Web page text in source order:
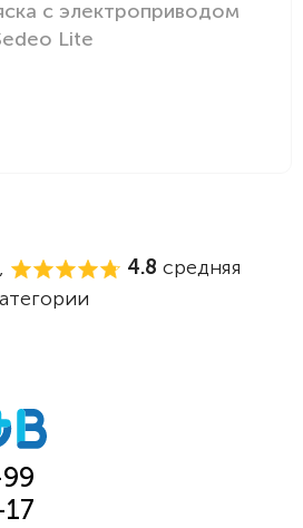
с электроприводом
Lite
4.8 средняя